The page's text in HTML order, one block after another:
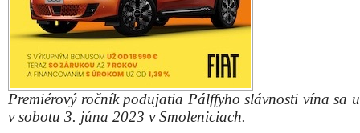
Premiérový ročník podujatia Pálffyho slávnosti vína sa
v sobotu 3. júna 2023 v Smoleniciach.